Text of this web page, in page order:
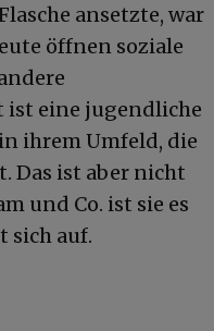
ansetzte, war
öffnen soziale
ist eine jugendliche
ihrem Umfeld, die
Das ist aber nicht
und Co. ist sie es
sich auf.